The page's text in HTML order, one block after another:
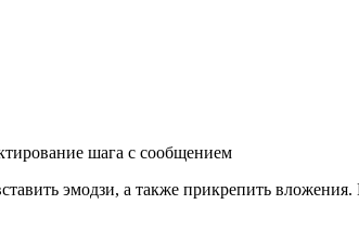
шага с сообщением
эмодзи, а также прикрепить